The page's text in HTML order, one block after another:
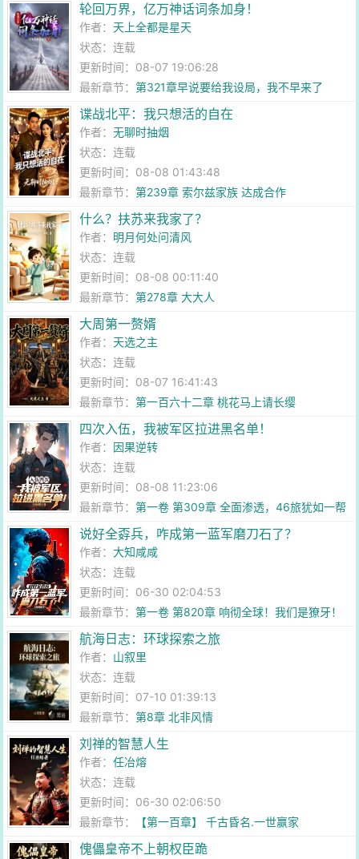
轮回万界，亿万神话词条加身！
作者： 天上全都是星天
状态：连载
更新时间：08-07 19:06:28
最新章节：第321章早说要给我设局，我不早来了
谍战北平：我只想活的自在
作者：无聊时抽烟
状态：连载
更新时间：08-08 01:43:48
最新章节：第239章 索尔兹家族 达成合作
什么？扶苏来我家了？
作者： 明月何处问清风
状态：连载
更新时间：08-08 00:11:40
最新章节：第278章 大大人
大周第一赘婿
作者： 天选之主
状态：连载
更新时间：08-07 16:41:43
最新章节：第一百六十二章 桃花马上请长缨
四次入伍，我被军区拉进黑名单！
作者： 因果逆转
状态：连载
更新时间：08-08 11:23:06
最新章节：第一卷 第309章 全面渗透，46旅犹如一帮
新兵蛋子！
说好全孬兵，咋成第一蓝军磨刀石了？
作者：大知咸咸
状态：连载
更新时间：06-30 02:04:53
最新章节：第一卷 第820章 响彻全球！我们是獠牙！
航海日志：环球探索之旅
作者： 山叙里
状态：连载
更新时间：07-10 01:39:13
最新章节：第8章 北非风情
刘禅的智慧人生
作者：任冶熔
状态：连载
更新时间：06-30 02:06:50
最新章节：
【第一百章】 千古昏名.一世赢家
傀儡皇帝不上朝权臣跪